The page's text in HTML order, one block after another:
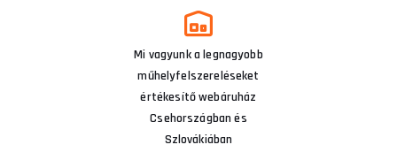
Mi vagyunk a legnagyobb
műhelyfelszereléseket
értékesítő webáruház
Csehországban és
Szlovákiában